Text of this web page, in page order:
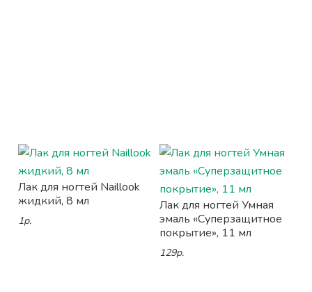
Лак для ногтей Naillook
жидкий, 8 мл
1р.
Лак для ногтей Умная
эмаль «Суперзащитное
покрытие», 11 мл
129р.